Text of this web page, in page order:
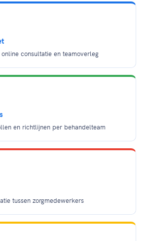
consultatie en teamoverleg
en richtlijnen per behandelteam
tussen zorgmedewerkers